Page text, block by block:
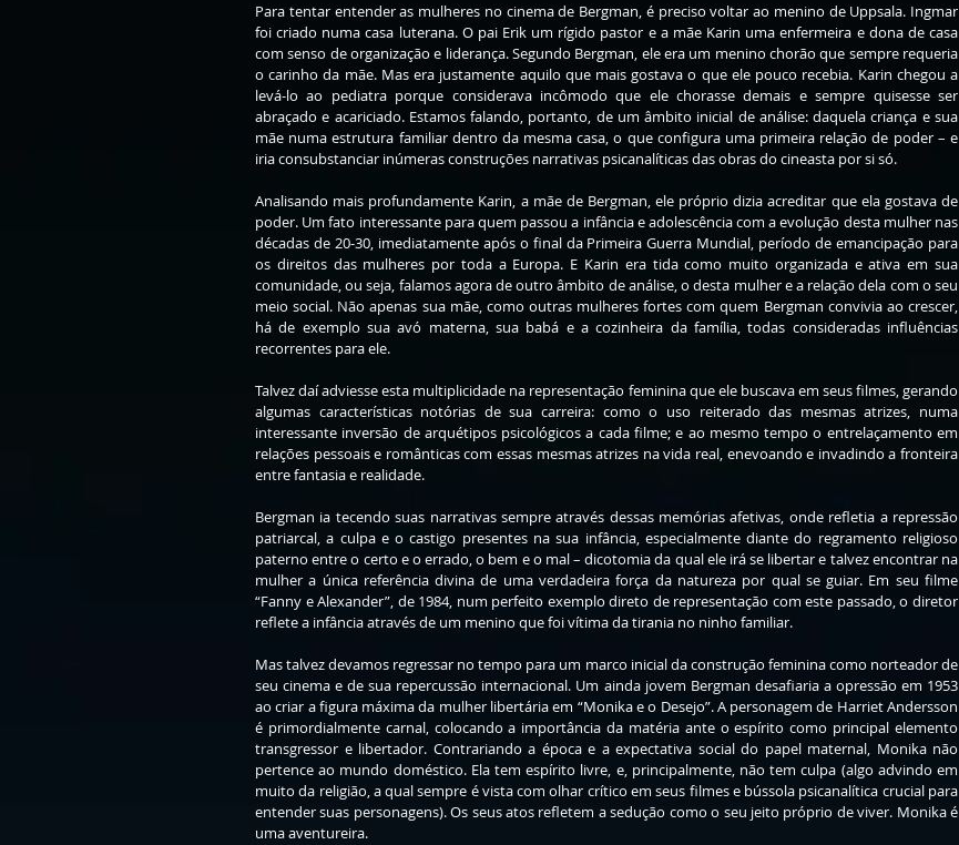
Para tentar entender as mulheres no cinema de Bergman, é preciso voltar ao menino de Uppsala. Ingmar
foi criado numa casa luterana. O pai Erik um rígido pastor e a mãe Karin uma enfermeira e dona de casa
com senso de organização e liderança. Segundo Bergman, ele era um menino chorão que sempre requeria
o carinho da mãe. Mas era justamente aquilo que mais gostava o que ele pouco recebia. Karin chegou a
levá-lo ao pediatra porque considerava incômodo que ele chorasse demais e sempre quisesse ser
abraçado e acariciado. Estamos falando, portanto, de um âmbito inicial de análise: daquela criança e sua
mãe numa estrutura familiar dentro da mesma casa, o que configura uma primeira relação de poder – e
iria consubstanciar inúmeras construções narrativas psicanalíticas das obras do cineasta por si só.
Analisando mais profundamente Karin, a mãe de Bergman, ele próprio dizia acreditar que ela gostava de
poder. Um fato interessante para quem passou a infância e adolescência com a evolução desta mulher nas
décadas de 20-30, imediatamente após o final da Primeira Guerra Mundial, período de emancipação para
os direitos das mulheres por toda a Europa. E Karin era tida como muito organizada e ativa em sua
comunidade, ou seja, falamos agora de outro âmbito de análise, o desta mulher e a relação dela com o seu
meio social. Não apenas sua mãe, como outras mulheres fortes com quem Bergman convivia ao crescer,
há de exemplo sua avó materna, sua babá e a cozinheira da família, todas consideradas influências
recorrentes para ele.
Talvez daí adviesse esta multiplicidade na representação feminina que ele buscava em seus filmes, gerando
algumas características notórias de sua carreira: como o uso reiterado das mesmas atrizes, numa
interessante inversão de arquétipos psicológicos a cada filme; e ao mesmo tempo o entrelaçamento em
relações pessoais e românticas com essas mesmas atrizes na vida real, enevoando e invadindo a fronteira
entre fantasia e realidade.
Bergman ia tecendo suas narrativas sempre através dessas memórias afetivas, onde refletia a repressão
patriarcal, a culpa e o castigo presentes na sua infância, especialmente diante do regramento religioso
paterno entre o certo e o errado, o bem e o mal – dicotomia da qual ele irá se libertar e talvez encontrar na
mulher a única referência divina de uma verdadeira força da natureza por qual se guiar. Em seu filme
“Fanny e Alexander”, de 1984, num perfeito exemplo direto de representação com este passado, o diretor
reflete a infância através de um menino que foi vítima da tirania no ninho familiar.
Mas talvez devamos regressar no tempo para um marco inicial da construção feminina como norteador de
seu cinema e de sua repercussão internacional. Um ainda jovem Bergman desafiaria a opressão em 1953
ao criar a figura máxima da mulher libertária em “Monika e o Desejo”. A personagem de Harriet Andersson
é primordialmente carnal, colocando a importância da matéria ante o espírito como principal elemento
transgressor e libertador. Contrariando a época e a expectativa social do papel maternal, Monika não
pertence ao mundo doméstico. Ela tem espírito livre, e, principalmente, não tem culpa (algo advindo em
muito da religião, a qual sempre é vista com olhar crítico em seus filmes e bússola psicanalítica crucial para
entender suas personagens). Os seus atos refletem a sedução como o seu jeito próprio de viver. Monika é
uma aventureira.